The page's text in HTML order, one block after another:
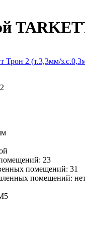
23
помещений: 31
помещений: